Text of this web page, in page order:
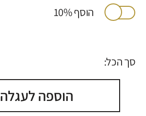
הוסף 10%
סך הכל:
הוספה לעגלה